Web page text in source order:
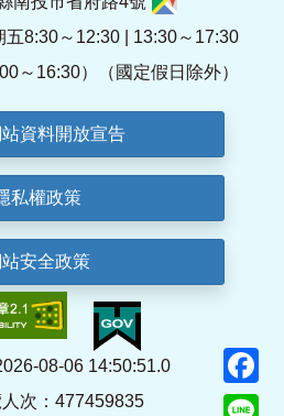
五8:30～12:30 | 13:30～17:30
～16:30）（國定假日除外）
資料開放宣告
私權政策
安全政策
08-06 14:50:51.0
次：477459835